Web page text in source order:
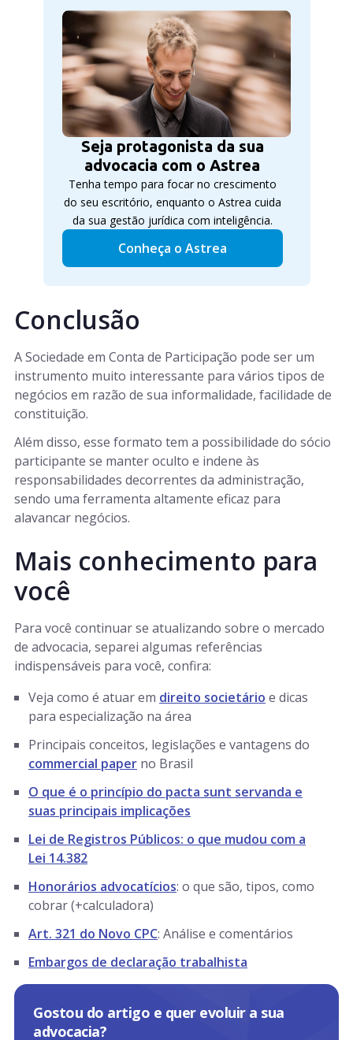
Seja protagonista da sua
advocacia com o Astrea
Tenha tempo para focar no crescimento
do seu escritório, enquanto o Astrea cuida
da sua gestão jurídica com inteligência.
Conheça o Astrea
Conclusão
A Sociedade em Conta de Participação pode ser um
instrumento muito interessante para vários tipos de
negócios em razão de sua informalidade, facilidade de
constituição.
Além disso, esse formato tem a possibilidade do sócio
participante se manter oculto e indene às
responsabilidades decorrentes da administração,
sendo uma ferramenta altamente eficaz para
alavancar negócios.
Mais conhecimento para
você
Para você continuar se atualizando sobre o mercado
de advocacia, separei algumas referências
indispensáveis para você, confira:
Veja como é atuar em direito societário e dicas
para especialização na área
Principais conceitos, legislações e vantagens do
commercial paper no Brasil
O que é o princípio do pacta sunt servanda e
suas principais implicações
Lei de Registros Públicos: o que mudou com a
Lei 14.382
Honorários advocatícios: o que são, tipos, como
cobrar (+calculadora)
Art. 321 do Novo CPC: Análise e comentários
Embargos de declaração trabalhista
Gostou do artigo e quer evoluir a sua
advocacia?